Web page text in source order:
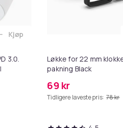
3.0.
Legg iPhone Hurtiglader USB-C
Kjøp
Løkke for 22 mm
pakning Black
69 kr
Tidligere laveste pris: 78 kr